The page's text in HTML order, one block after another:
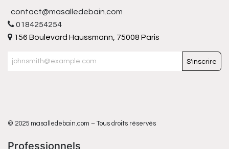
contact@masalledebain.com
0184254254
156 Boulevard Haussmann, 75008 Paris
S'inscrire
© 2025 masalledebain.com – Tous droits réservés
Professionnels